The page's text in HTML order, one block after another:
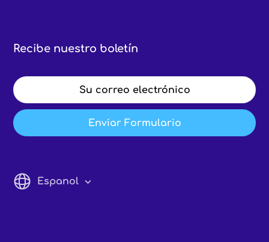
Recibe nuestro boletín
Enviar Formulario
Espanol